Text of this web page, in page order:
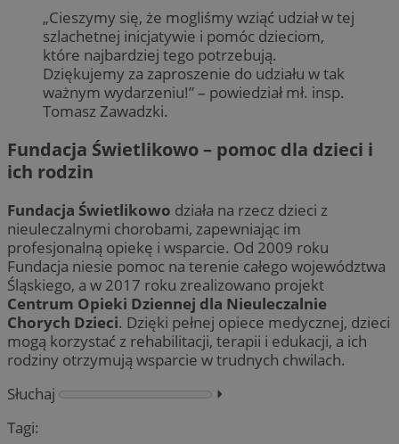
„Cieszymy się, że mogliśmy wziąć udział w tej
szlachetnej inicjatywie i pomóc dzieciom,
które najbardziej tego potrzebują.
Dziękujemy za zaproszenie do udziału w tak
ważnym wydarzeniu!” – powiedział mł. insp.
Tomasz Zawadzki.
Fundacja Świetlikowo – pomoc dla dzieci i
ich rodzin
Fundacja Świetlikowo działa na rzecz dzieci z
nieuleczalnymi chorobami, zapewniając im
profesjonalną opiekę i wsparcie. Od 2009 roku
Fundacja niesie pomoc na terenie całego województwa
Śląskiego, a w 2017 roku zrealizowano projekt
Centrum Opieki Dziennej dla Nieuleczalnie
Chorych Dzieci. Dzięki pełnej opiece medycznej, dzieci
mogą korzystać z rehabilitacji, terapii i edukacji, a ich
rodziny otrzymują wsparcie w trudnych chwilach.
Słuchaj
⏵︎
Tagi: